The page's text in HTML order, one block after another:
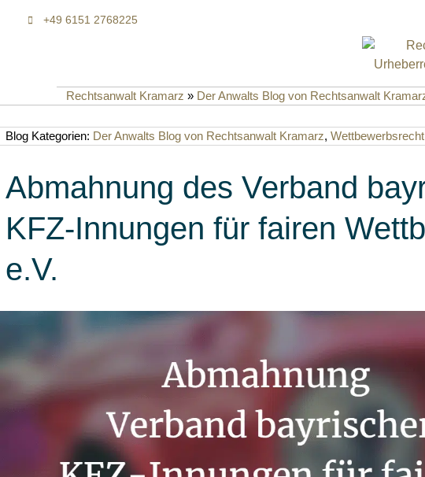
+49 6151 2768225
Rechtsanwalt Kramarz » Der Anwalts Blog von Rechtsanwalt
Blog Kategorien: Der Anwalts Blog von Rechtsanwalt Kramarz, Wettbewerbsrecht
Abmahnung des Verband
KFZ-Innungen für fairen
e.V.